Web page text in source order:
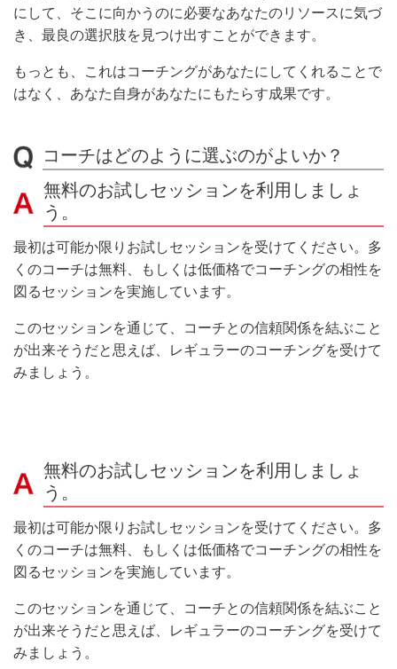
にして、そこに向かうのに必要なあなたのリソースに気づ
き、最良の選択肢を見つけ出すことができます。
もっとも、これはコーチングがあなたにしてくれることで
はなく、あなた自身があなたにもたらす成果です。
コーチはどのように選ぶのがよいか？
無料のお試しセッションを利用しましょ
う。
最初は可能か限りお試しセッションを受けてください。多
くのコーチは無料、もしくは低価格でコーチングの相性を
図るセッションを実施しています。
このセッションを通じて、コーチとの信頼関係を結ぶこと
が出来そうだと思えば、レギュラーのコーチングを受けて
みましょう。
無料のお試しセッションを利用しましょ
う。
最初は可能か限りお試しセッションを受けてください。多
くのコーチは無料、もしくは低価格でコーチングの相性を
図るセッションを実施しています。
このセッションを通じて、コーチとの信頼関係を結ぶこと
が出来そうだと思えば、レギュラーのコーチングを受けて
みましょう。